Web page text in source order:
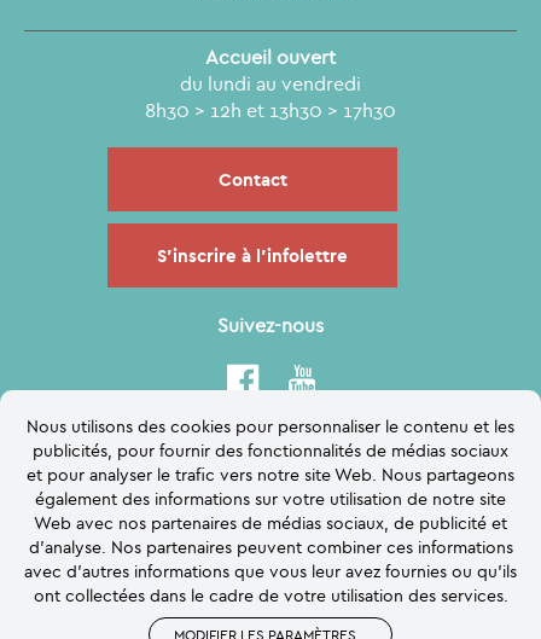
Accueil ouvert
du lundi au vendredi
8h30 > 12h et 13h30 > 17h30
Contact
S'inscrire à l'infolettre
Suivez-nous
Nous utilisons des cookies pour personnaliser le contenu et les
publicités, pour fournir des fonctionnalités de médias sociaux
et pour analyser le trafic vers notre site Web. Nous partageons
également des informations sur votre utilisation de notre site
Web avec nos partenaires de médias sociaux, de publicité et
d'analyse. Nos partenaires peuvent combiner ces informations
avec d'autres informations que vous leur avez fournies ou qu'ils
ont collectées dans le cadre de votre utilisation des services.
MODIFIER LES PARAMÈTRES